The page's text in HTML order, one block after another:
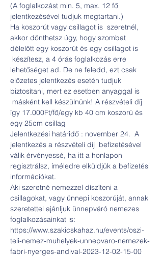
(A foglalkozást min. 5, max. 12 fő
jelentkezésével tudjuk megtartani.)
Ha koszorút vagy csillagot is  szeretnél,
akkor dönthetsz úgy, hogy szombat
délelőtt egy koszorút és egy csillagot is
készítesz, a 4 órás foglalkozás erre
lehetőséget ad. De ne feledd, ezt csak
előzetes jelentkezés esetén tudjuk
biztosítani, mert ez esetben anyaggal is
másként kell készülnünk! A részvételi díj
így 17.000Ft/fő/egy kb 40 cm koszorú és
egy 25cm csillag
Jelentkezési határidő : november 24.  A
jelentkezés a részvételi díj  befizetésével
válik érvényessé, ha itt a honlapon
regisztrálsz, íméledre elküldjük a befizetési
információkat.
Aki szeretné nemezzel díszíteni a
csillagokat, vagy ünnepi koszorúját, annak
szeretettel ajánljuk ünnepváró nemezes
foglalkozásainkat is:
https://www.szakicskahaz.hu/events/oszi-
teli-nemez-muhelyek-unnepvaro-nemezek-
fabri-nyerges-andival-2023-12-02-15-00